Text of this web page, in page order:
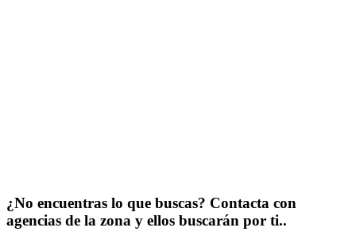
¿No encuentras lo que buscas? Contacta con
agencias de la zona y ellos buscarán por ti..